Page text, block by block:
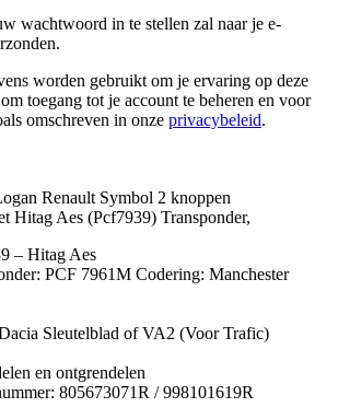
wachtwoord in te stellen zal naar je e-
worden gebruikt om je ervaring op deze
toegang tot je account te beheren en voor
omschreven in onze privacybeleid.
Renault Symbol 2 knoppen
Hitag Aes (Pcf7939) Transponder,
– Hitag Aes
PCF 7961M Codering: Manchester
Sleutelblad of VA2 (Voor Trafic)
en ontgrendelen
805673071R / 998101619R